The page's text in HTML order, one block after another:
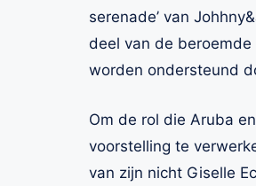
serenade’ van
deel van de beroemde
worden ondersteund
Om de rol die Aruba
voorstelling te
van zijn nicht Giselle